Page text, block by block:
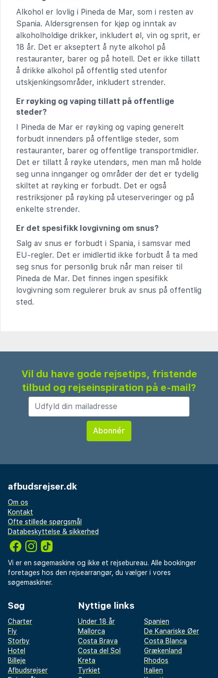
Alkohol er lovlig i Pineda de Mar, som i resten av
Spania. Aldersgrensen for kjøp og inntak av
alkoholholdige drikker, inkludert øl, vin og sprit, er
18 år. Det er akseptert å nyte alkohol på
restauranter, barer og på hotell. Det er ikke tillatt
å drikke alkohol på offentlig sted utenfor
utskjenkingsområder, inkludert strender.
Er røyking og vaping tillatt på offentlige
steder?
I Pineda de Mar er røyking og vaping generelt
forbudt innendørs på offentlige steder, som
restauranter, barer og offentlige transportmidler.
Det er tillatt å røyke utendørs, men man må holde
seg unna innganger og områder der det er tydelig
skiltet at røyking er forbudt. Det er også
restriksjoner på røyking på uteserveringer og på
enkelte strender.
Er det spesifikk lovgivning om snus?
Salg av snus er forbudt i Spania, i samsvar med
EU-regler. Det er imidlertid ikke forbudt å ta med
seg snus for personlig bruk når man reiser til
Pineda de Mar. Det finnes ingen spesifikk
lovgivning som regulerer bruk av snus på offentlig
sted.
Vil du have gode rejsetips, fristende
tilbud og rejseinspiration på e-mail?
afbudsrejser.dk
Om os
Kontakt
Ofte stillede spørgsmål
Databeskyttelse & sikkerhed
Vi er en søgemaskine og ikke et rejsebureau. Alle bookinger
foretages hos den rejsearrangør, du vælger i vores
søgemaskiner.
Søg
Charter
Fly
Storby
Hotel
Billeje
Afbudsrejser
Nyttige links
Under 18 år
Spanien
Mallorca
De Kanariske Øer
Costa Brava
Costa Blanca
Costa del Sol
Grækenland
Kreta
Rhodos
Tyrkiet
Italien